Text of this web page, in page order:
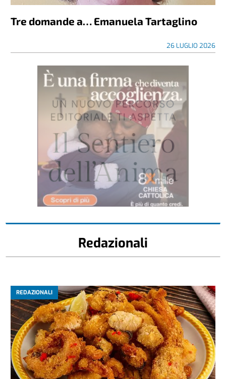
Tre domande a… Emanuela Tartaglino
26 LUGLIO 2026
Redazionali
REDAZIONALI